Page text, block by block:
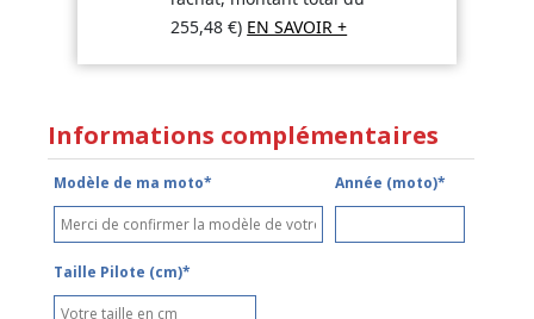
255,48€) EN SAVOIR +
Informations complémentaires
Modèle de ma moto* Année (moto)*
Taille Pilote (cm)*